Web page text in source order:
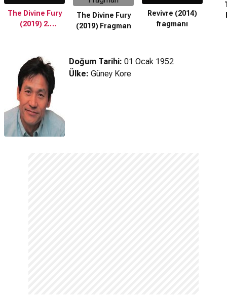
The Divine Fury
(2019) 2.
The Divine Fury
(2019) Fragman
Revivre (2014)
fragmanı
Doğum Tarihi: 01 Ocak 1952
Ülke: Güney Kore